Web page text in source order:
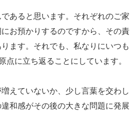
あると思います。それぞれのご家
お預かりするのですから、その責
ます。それでも、私なりにいつも
に立ち返ることにしています。
えていないか、少し言葉を交わし
和感がその後の大きな問題に発展